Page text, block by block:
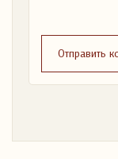
Отправить